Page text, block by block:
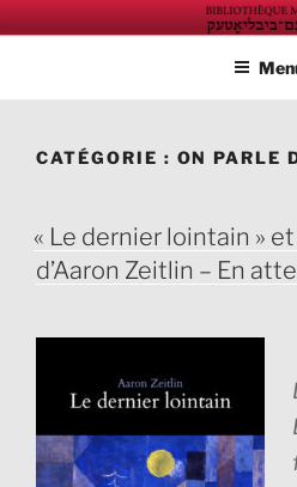
Aller
au
principal
ÉDITIONS
Éditions de la Maison de la culture
CATÉGORIE : ON PARLE
PUBLIÉ
LE
« Le dernier lointain »
d’Aaron Zeitlin – En